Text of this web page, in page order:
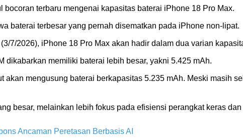
terbaru mengenai kapasitas baterai iPhone 18 Pro Max.
baterai terbesar yang pernah disematkan pada iPhone non-lipat.
(3/7/2026), iPhone 18 Pro Max akan hadir dalam dua varian
dikabarkan memiliki baterai lebih besar, yakni 5.425 mAh.
mengusung baterai berkapasitas 5.235 mAh. Meski masih
besar, melainkan lebih fokus pada efisiensi perangkat keras
Ancaman Peretasan Berbasis AI